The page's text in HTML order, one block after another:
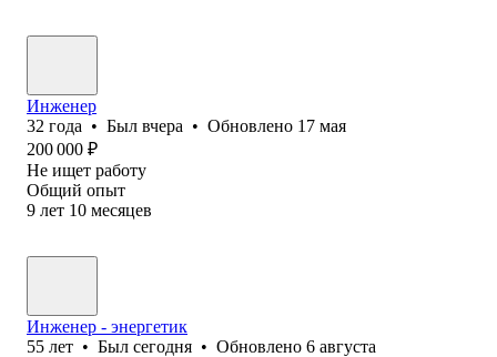
Инженер
32 года • Был вчера • Обновлено 17 мая
200 000 ₽
Не ищет работу
Общий опыт
9 лет 10 месяцев
Инженер - энергетик
55 лет • Был сегодня • Обновлено 6 августа